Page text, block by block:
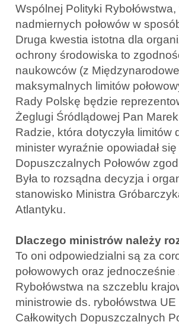
Wspólnej Polityki
nadmiernych połowów w
Druga kwestia istotna dla
ochrony środowiska to
naukowców (z
maksymalnych limitów
Rady Polskę będzie
Żeglugi Śródlądowej Pan
Radzie, która dotyczyła limitów
minister wyraźnie opowiadał
Dopuszczalnych Połowów
Była to rozsądna decyzja i
stanowisko Ministra
Atlantyku.
Dlaczego ministrów należy
To oni odpowiedzialni są za
połowowych oraz
Rybołówstwa na szczeblu
ministrowie ds. rybołówstwa
Całkowitych Dopuszczalnych